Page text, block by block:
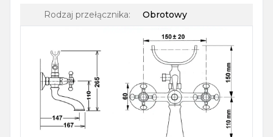
Rodzaj przełącznika: Obrotowy